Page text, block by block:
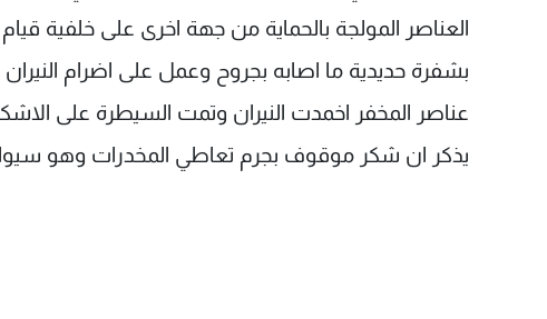
العناصر المولجة بالحماية من جهة اخرى على خلفية
بشفرة حديدية ما اصابه بجروح وعمل على اضرام
عناصر المخفر اخمدت النيران وتمت السيطرة على
يذكر ان شكر موقوف بجرم تعاطي المخدرات وهو